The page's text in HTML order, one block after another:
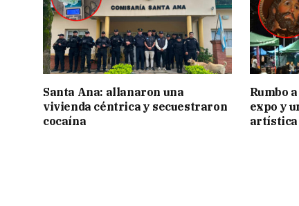
Santa Ana: allanaron una
vivienda céntrica y secuestraron
cocaína
Rumbo
expo y
artística